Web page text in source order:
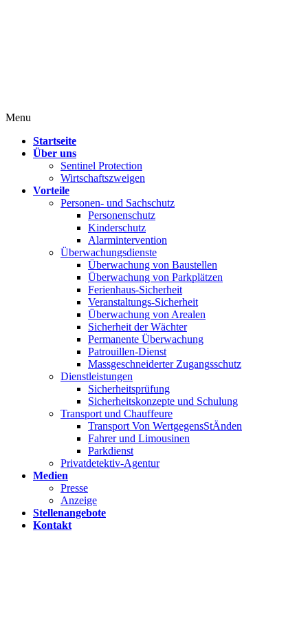
Menu
Startseite
Über uns
Sentinel Protection
Wirtschaftszweigen
Vorteile
Personen- und Sachschutz
Personenschutz
Kinderschutz
Alarmintervention
Überwachungsdienste
Überwachung von Baustellen
Überwachung von Parkplätzen
Ferienhaus-Sicherheit
Veranstaltungs-Sicherheit
Überwachung von Arealen
Sicherheit der Wächter
Permanente Überwachung
Patrouillen-Dienst
Massgeschneiderter Zugangsschutz
Dienstleistungen
Sicherheitsprüfung
Sicherheitskonzepte und Schulung
Transport und Chauffeure
Transport Von WertgegensStÄnden
Fahrer und Limousinen
Parkdienst
Privatdetektiv-Agentur
Medien
Presse
Anzeige
Stellenangebote
Kontakt